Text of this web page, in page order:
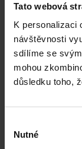
Tato webová
K personalizaci
návštěvnosti
sdílíme se
mohou
důsledku toho,
souhlasu
Nutné
Dne 1. 7. 2026 své
vyhláška č. 376/
zákona o veřejném
předpisů. Ve
publikována pod č.
Mgr. Martin Glogar